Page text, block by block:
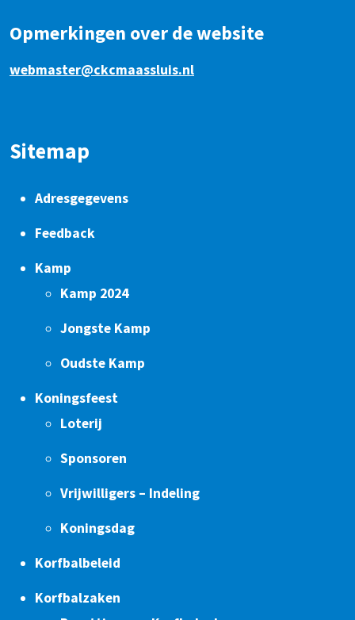
Opmerkingen over de website
webmaster@ckcmaassluis.nl
Sitemap
Adresgegevens
Feedback
Kamp
Kamp 2024
Jongste Kamp
Oudste Kamp
Koningsfeest
Loterij
Sponsoren
Vrijwilligers – Indeling
Koningsdag
Korfbalbeleid
Korfbalzaken